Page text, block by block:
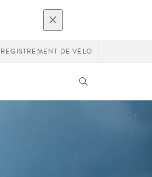
DE VÉLO